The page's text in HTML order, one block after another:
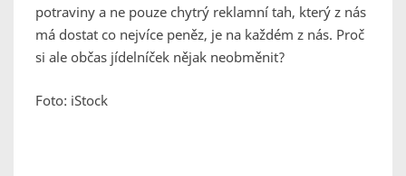
potraviny a ne pouze chytrý reklamní tah, který z nás
má dostat co nejvíce peněz, je na každém z nás. Proč
si ale občas jídelníček nějak neobměnit?
Foto: iStock